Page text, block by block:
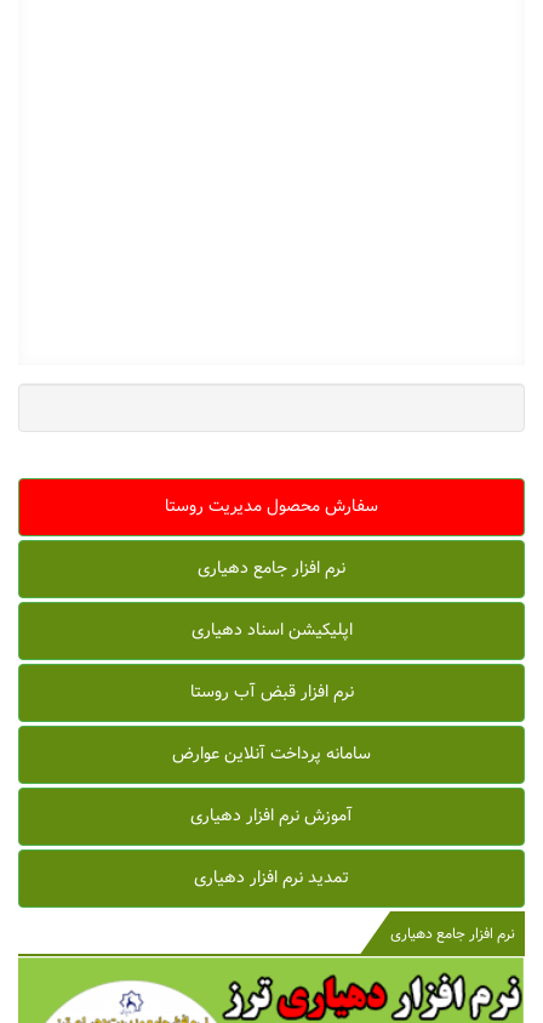
سفارش محصول مدیریت روستا
نرم افزار جامع دهیاری
اپلیکیشن اسناد دهیاری
نرم افزار قبض آب روستا
سامانه پرداخت آنلاین عوارض
آموزش نرم افزار دهیاری
تمدید نرم افزار دهیاری
نرم افزار جامع دهیاری